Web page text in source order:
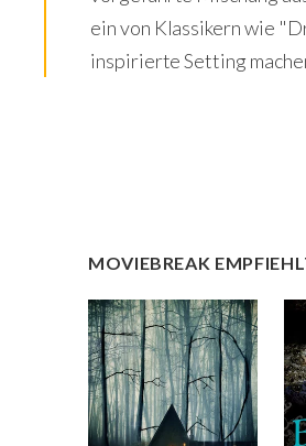
ein von Klassikern wie
inspirierte Setting
MOVIEBREAK